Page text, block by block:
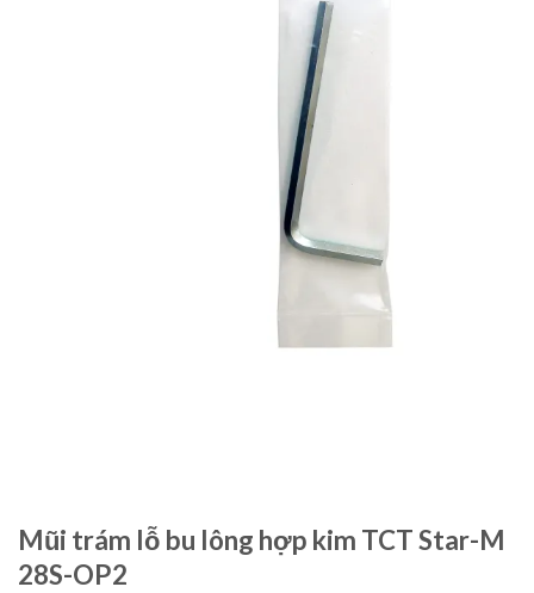
Mũi trám lỗ bu lông hợp kim TCT Star-M
28S-OP2